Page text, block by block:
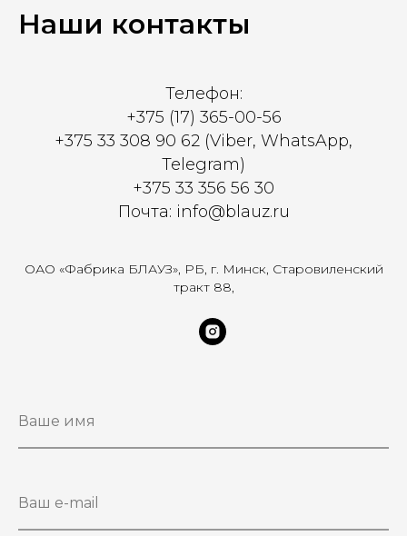
Наши контакты
Телефон:
+375 (17) 365-00-56
+375 33 308 90 62 (Viber, WhatsApp,
Telegram)
+375 33 356 56 30
Почта: info@blauz.ru
ОАО «Фабрика БЛАУЗ», РБ, г. Минск, Старовиленский
тракт 88,